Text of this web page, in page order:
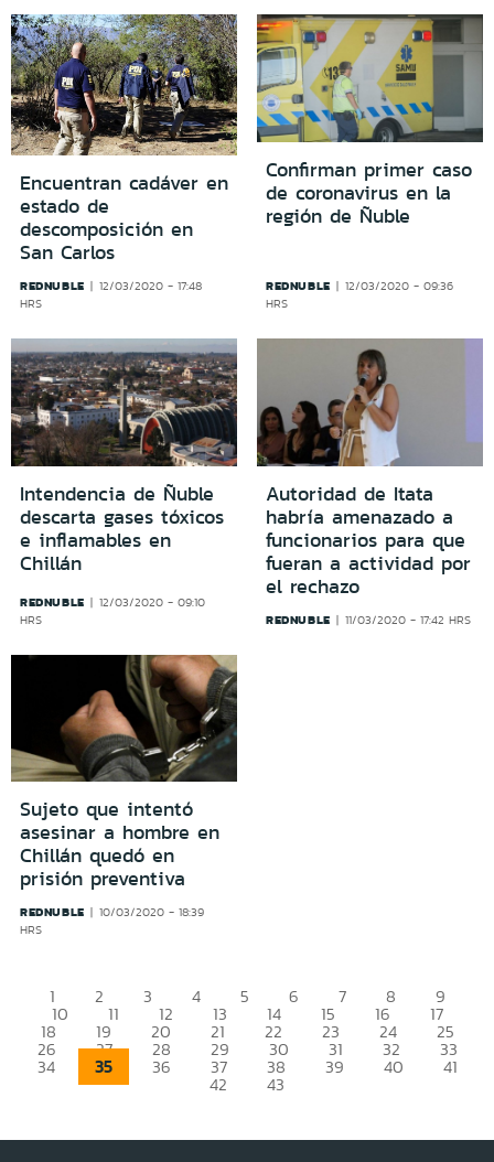
Encuentran cadáver en
estado de
descomposición en
San Carlos
REDNUBLE
12/03/2020 - 17:48
HRS
Confirman primer caso
de coronavirus en la
región de Ñuble
REDNUBLE
12/03/2020 - 09:36
HRS
Intendencia de Ñuble
descarta gases tóxicos
e inflamables en
Chillán
REDNUBLE
12/03/2020 - 09:10
HRS
Autoridad de Itata
habría amenazado a
funcionarios para que
fueran a actividad por
el rechazo
REDNUBLE 11/03/2020 - 17:42 HRS
Sujeto que intentó
asesinar a hombre en
Chillán quedó en
prisión preventiva
REDNUBLE
10/03/2020 - 18:39
HRS
1 2 3 4 5 6 7 8 9
10 11 12 13 14 15 16 17
18 19 20 21 22 23 24 25
26 27 28 29 30 31 32 33
34 35 36 37 38 39 40 41
42 43